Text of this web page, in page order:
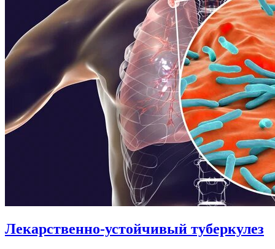
Лекарственно-устойчивый туберкулез